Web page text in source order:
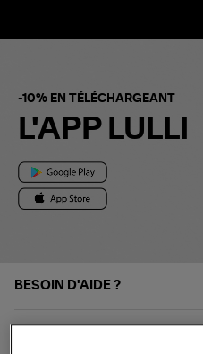
-10% EN TÉLÉCHARGEANT
L'APP LULLI
BESOIN D'AIDE ?